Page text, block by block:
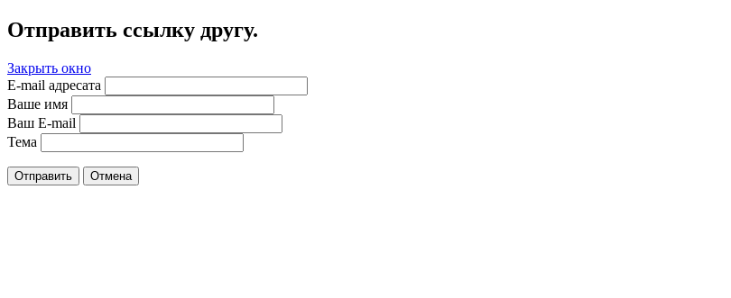
Отправить ссылку другу.
Закрыть окно
E-mail адресата
Ваше имя
Ваш E-mail
Тема
Отправить Отмена